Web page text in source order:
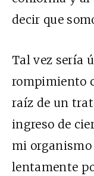
decir que
Tal vez sería
rompimiento
raíz de un
ingreso de
mi organismo
lentamente